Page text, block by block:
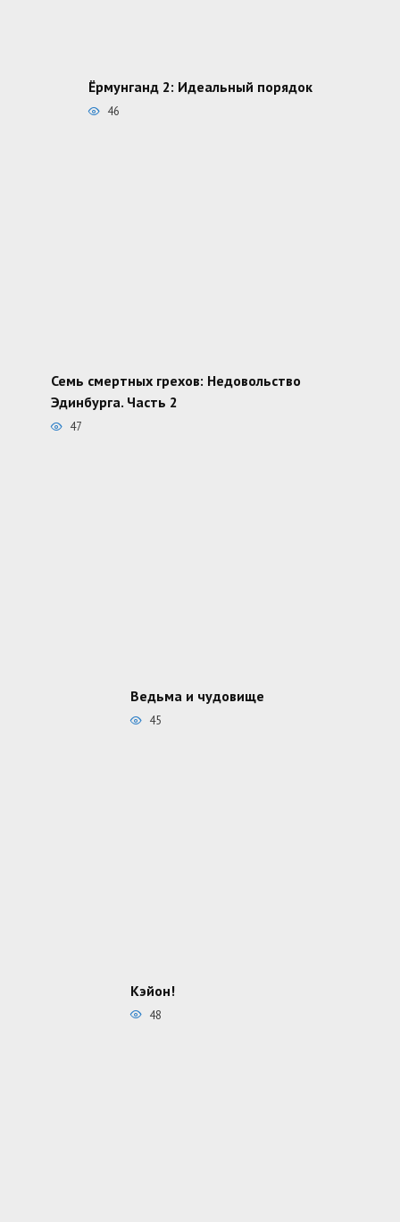
Ёрмунганд 2: Идеальный порядок
46
Семь смертных грехов: Недовольство
Эдинбурга. Часть 2
47
Ведьма и чудовище
45
Кэйон!
48